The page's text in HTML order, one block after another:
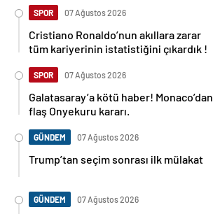
SPOR 07 Ağustos 2026
Cristiano Ronaldo’nun akıllara zarar
tüm kariyerinin istatistiğini çıkardık !
SPOR 07 Ağustos 2026
Galatasaray’a kötü haber! Monaco’dan
flaş Onyekuru kararı.
GÜNDEM 07 Ağustos 2026
Trump’tan seçim sonrası ilk mülakat
GÜNDEM 07 Ağustos 2026